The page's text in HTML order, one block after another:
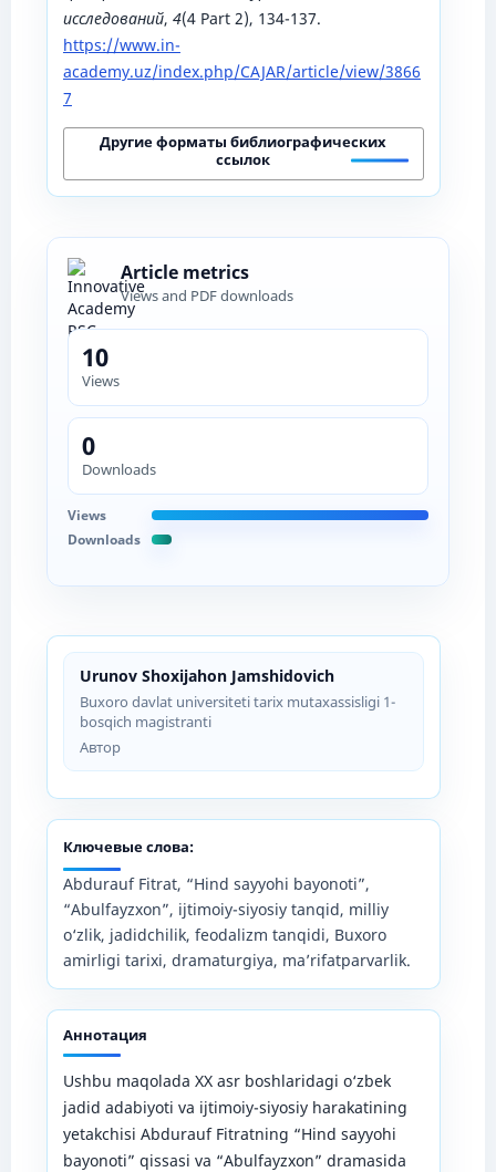
Urunov Shoxijahon Jamshidovich
Buxoro davlat universiteti tarix mutaxassisligi 1-
bosqich magistranti
Автор
Ключевые слова:
Abdurauf Fitrat, “Hind sayyohi bayonoti”,
“Abulfayzxon”, ijtimoiy-siyosiy tanqid, milliy
o‘zlik, jadidchilik, feodalizm tanqidi, Buxoro
amirligi tarixi, dramaturgiya, ma’rifatparvarlik.
Аннотация
Ushbu maqolada XX asr boshlaridagi o‘zbek
jadid adabiyoti va ijtimoiy-siyosiy harakatining
yetakchisi Abdurauf Fitratning “Hind sayyohi
bayonoti” qissasi va “Abulfayzxon” dramasida
исследований, 4(4 Part 2), 134-137.
https://www.in-
academy.uz/index.php/CAJAR/article/view/3866
7
Другие форматы библиографических
ссылок
Article metrics
Views and PDF downloads
10
Views
0
Downloads
Views
Downloads